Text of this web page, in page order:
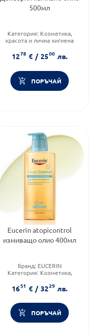
500мл
Категория: Козметика,
красота и лична хигиена
Форма на продукта:олио
1278 € / 2500 лв.
ПОРЪЧАЙ
Eucerin atopicontrol
измиващо олио 400мл
Бранд: EUCERIN
Категория: Козметика,
Форма на продукта:олио
1651 € / 3229 лв.
ПОРЪЧАЙ